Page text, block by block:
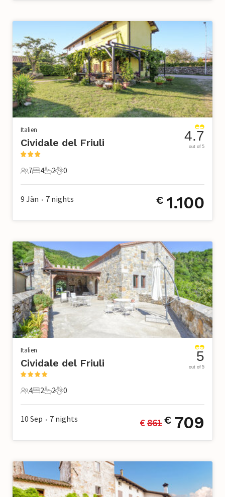
Italien
Cividale del Friuli
7 Gäste
7
4 Schlafzimmer
4
2 Badezimmer
2
0 Haustiere
0
4.7
out of 5
9 Jän • 7 nights € 1.100
Italien
Cividale del Friuli
4 Gäste
4
2 Schlafzimmer
2
2 Badezimmer
2
0 Haustiere
0
5
out of 5
10 Sep • 7 nights € 861€ 709